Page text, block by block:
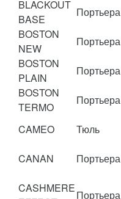
BLACKOUT
BASE
Портьера
BOSTON
NEW
Портьера
BOSTON
PLAIN
Портьера
BOSTON
TERMO
Портьера
CAMEO Тюль
CANAN
Портьера
CASHMERE
Портьера